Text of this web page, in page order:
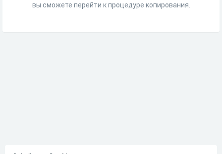
вы сможете перейти к процедуре копирования.